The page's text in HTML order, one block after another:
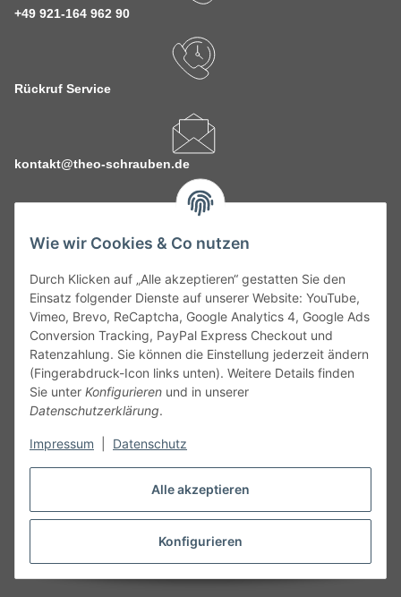
Alle akzeptieren
Konfigurieren
Wie wir Cookies & Co nutzen
Durch Klicken auf „Alle akzeptieren“ gestatten Sie den
Einsatz folgender Dienste auf unserer Website: YouTube,
Vimeo, Brevo, ReCaptcha, Google Analytics 4, Google Ads
Conversion Tracking, PayPal Express Checkout und
Ratenzahlung. Sie können die Einstellung jederzeit ändern
(Fingerabdruck-Icon links unten). Weitere Details finden
Sie unter Konfigurieren und in unserer
Datenschutzerklärung.
Impressum Datenschutz
+49 921-164 962 90
Rückruf Service
kontakt@theo-schrauben.de
Service
Gesetzliche Informationen
Alle technischen Angaben ohne Gewähr. Irrtümer und fehlerhafte
Angaben vorbehalten. Wenn Sie Datenblätter oder spezielle
unseren Kundenservice. Abbildungen der Artikel können
Vertrag widerrufen